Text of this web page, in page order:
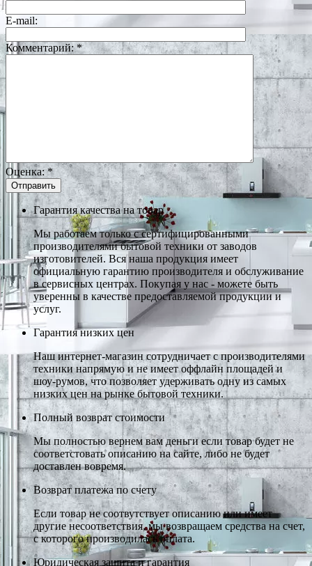
E-mail:
Комментарий: *
Оценка:*
Гарантия качества на товар
Мы работаем только с сертифицированными
производителями бытовой техники от заводов
изготовителей. Вся наша продукция имеет
официальную гарантию производителя и обслуживание
в сервисных центрах. Покупая у нас - можете быть
уверенны в качестве предоставляемой продукции и
услуг.
Гарантия низких цен
Наш интернет-магазин сотрудничает с производителями
техники напрямую и не имеет оффлайн площадей и
шоу-румов, что позволяет удерживать одну из самых
низких цен на рынке бытовой техники.
Полный возврат стоимости
Мы полностью вернем вам деньги если товар будет не
соответстовать описанию на сайте, либо не будет
доставлен вовремя.
Возврат платежа по счету
Если товар не соотвутствует описанию или имеет
другие несоответствия, мы возвращаем средства на счет,
с которого производилась оплата.
Юридическая защита и гарантия